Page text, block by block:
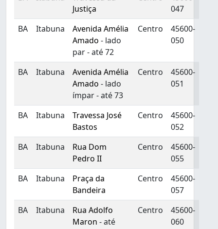
Justiça
047
BA
Itabuna
Avenida Amélia
Amado - lado
par - até 72
Centro
45600-
050
BA Itabuna
Avenida Amélia
Amado - lado
ímpar - até 73
Centro
45600-
051
BA Itabuna
Travessa José
Bastos
Centro
45600-
052
BA
Itabuna
Rua Dom
Pedro II
Centro
45600-
055
BA
Itabuna
Praça da
Bandeira
Centro
45600-
057
BA
Itabuna
Rua Adolfo
Maron - até
Centro
45600-
060